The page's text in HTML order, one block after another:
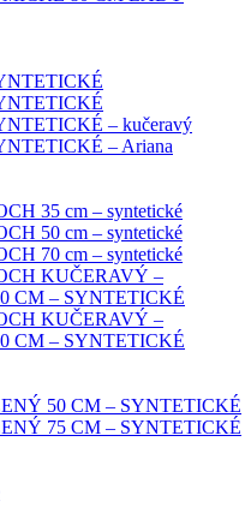
– kučeravý
– Ariana
35 cm – syntetické
50 cm – syntetické
70 cm – syntetické
KUČERAVÝ –
CM – SYNTETICKÉ
KUČERAVÝ –
CM – SYNTETICKÉ
50 CM – SYNTETICKÉ
75 CM – SYNTETICKÉ